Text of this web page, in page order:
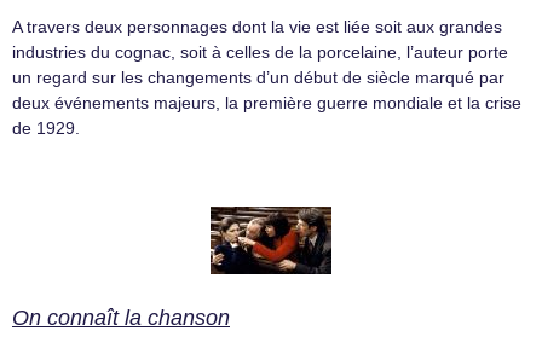
A travers deux personnages dont la vie est liée soit aux grandes
industries du cognac, soit à celles de la porcelaine, l’auteur porte
un regard sur les changements d’un début de siècle marqué par
deux événements majeurs, la première guerre mondiale et la crise
de 1929.
On connaît la chanson